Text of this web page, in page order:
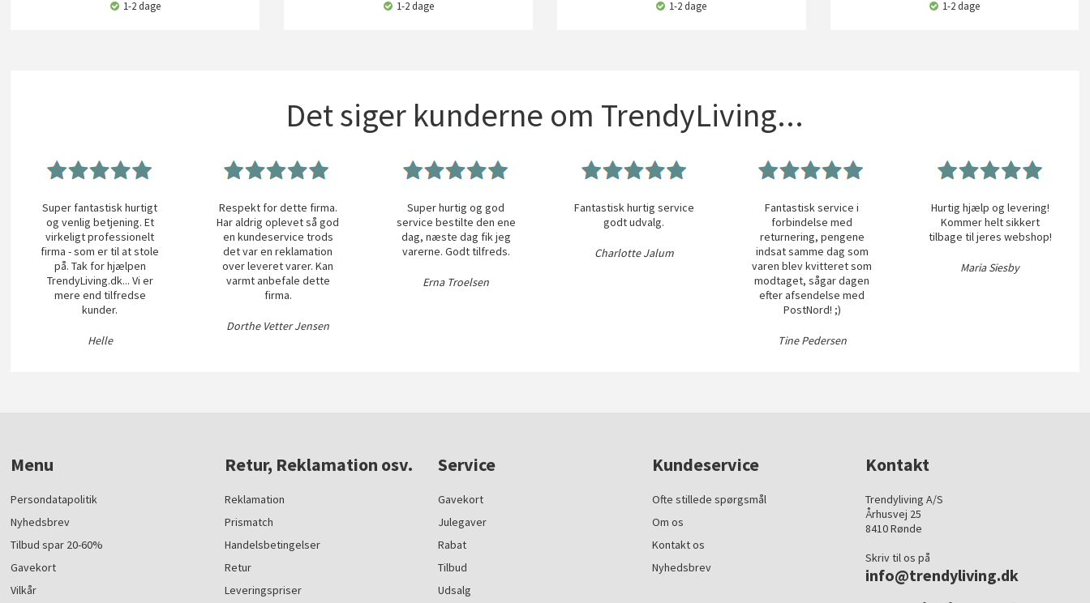
1-2 dage 1-2 dage 1-2 dage 1-2 dage
Det siger kunderne om TrendyLiving...
Super fantastisk hurtigt
og venlig betjening. Et
virkeligt professionelt
firma - som er til at stole
på. Tak for hjælpen
TrendyLiving.dk... Vi er
mere end tilfredse
kunder.
Helle
Respekt for dette firma.
Har aldrig oplevet så god
en kundeservice trods
det var en reklamation
over leveret varer. Kan
varmt anbefale dette
firma.
Dorthe Vetter Jensen
Super hurtig og god
service bestilte den ene
dag, næste dag fik jeg
varerne. Godt tilfreds.
Erna Troelsen
Fantastisk hurtig service
godt udvalg.
Charlotte Jalum
Fantastisk service i
forbindelse med
returnering, pengene
indsat samme dag som
varen blev kvitteret som
modtaget, sågar dagen
efter afsendelse med
PostNord! ;)
Tine Pedersen
Hurtig hjælp og levering!
Kommer helt sikkert
tilbage til jeres webshop!
Maria Siesby
Menu
Persondatapolitik
Nyhedsbrev
Tilbud spar 20-60%
Gavekort
Vilkår
Retur, Reklamation osv.
Reklamation
Prismatch
Handelsbetingelser
Retur
Leveringspriser
Service
Gavekort
Julegaver
Rabat
Tilbud
Udsalg
Kundeservice
Ofte stillede spørgsmål
Om os
Kontakt os
Nyhedsbrev
Kontakt
Trendyliving A/S
Århusvej 25
8410 Rønde
Skriv til os på
info@trendyliving.dk